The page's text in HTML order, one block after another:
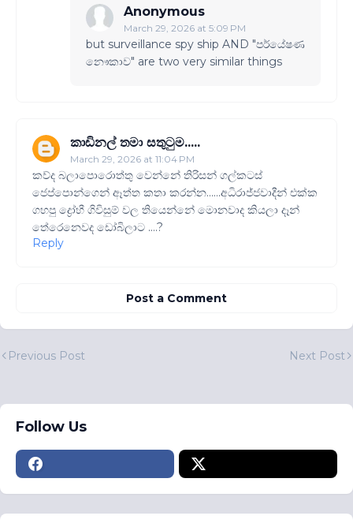
Anonymous
March 29, 2026 at 5:09 PM
but surveillance spy ship AND "පර්යේෂණ
නෞකාව" are two very similar things
කාඩිනල් තමා සතුටුම.....
March 29, 2026 at 11:04 PM
කව්ද බලාපොරොත්තු වෙන්නේ තිරිසන් ගල්කටස්
ජෙප්පොන්ගෙන් ඈත්ත කතා කරන්න......අධිරාජ්ජවාදීන් එක්ක
ගහපු ද්‍රෝහී ගිවිසුම් වල තියෙන්නේ මොනවාද කියලා දෑන්
තේරෙනෙවද ඩෝබිලාට ....?
Reply
Post a Comment
Previous Post Next Post
Follow Us